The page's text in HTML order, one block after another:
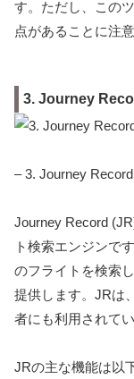
す。ただし、この
点があることに注
3. Journey
– 3. Journey
Journey Record
ト検索エンジンで
のフライトを検索
提供します。JRは
者にも利用されてい
JRの主な機能は以